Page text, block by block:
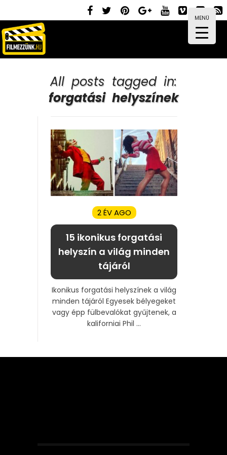
MENÜ
All posts tagged in:
forgatási helyszínek
2 ÉV AGO
15 ikonikus forgatási
helyszín a világ minden
tájáról
Ikonikus forgatási helyszínek a világ
minden tájáról Egyesek bélyegeket
vagy épp fülbevalókat gyűjtenek, a
kaliforniai Phil ...